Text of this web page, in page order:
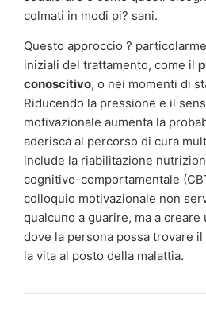
colmati in modi pi? sani.
Questo approccio ?
iniziali del trattamento, come il
conoscitivo, o nei momenti di
Riducendo la pressione e il
motivazionale aumenta la
aderisca al percorso di cura
include la riabilitazione
cognitivo-comportamentale
colloquio motivazionale non
qualcuno a guarire, ma a creare
dove la persona possa trovare
la vita al posto della malattia.